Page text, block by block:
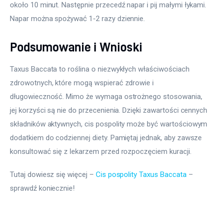
około 10 minut. Następnie przecedź napar i pij małymi łykami.
Napar można spożywać 1-2 razy dziennie.
Podsumowanie i Wnioski
Taxus Baccata to roślina o niezwykłych właściwościach
zdrowotnych, które mogą wspierać zdrowie i
długowieczność. Mimo że wymaga ostrożnego stosowania,
jej korzyści są nie do przecenienia. Dzięki zawartości cennych
składników aktywnych, cis pospolity może być wartościowym
dodatkiem do codziennej diety. Pamiętaj jednak, aby zawsze
konsultować się z lekarzem przed rozpoczęciem kuracji.
Tutaj dowiesz się więcej – Cis pospolity Taxus Baccata –
sprawdź koniecznie!